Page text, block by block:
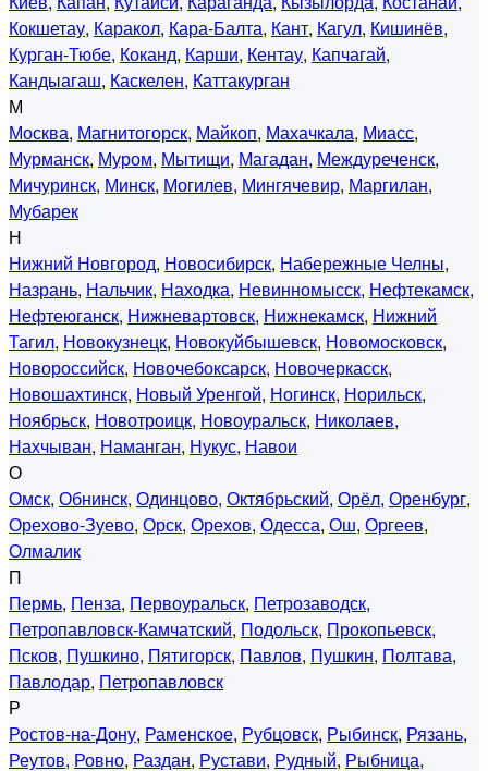
Кокшетау, Каракол, Кара-Балта, Кант, Кагул, Кишинёв,
Курган-Тюбе, Коканд, Карши, Кентау, Капчагай,
Кандыагаш, Каскелен, Каттакурган
М
Москва, Магнитогорск, Майкоп, Махачкала, Миасс,
Мурманск, Муром, Мытищи, Магадан, Междуреченск,
Мичуринск, Минск, Могилев, Мингячевир, Маргилан,
Мубарек
Н
Нижний Новгород, Новосибирск, Набережные Челны,
Назрань, Нальчик, Находка, Невинномысск, Нефтекамск,
Нефтеюганск, Нижневартовск, Нижнекамск, Нижний
Тагил, Новокузнецк, Новокуйбышевск, Новомосковск,
Новороссийск, Новочебоксарск, Новочеркасск,
Новошахтинск, Новый Уренгой, Ногинск, Норильск,
Ноябрьск, Новотроицк, Новоуральск, Николаев,
Нахчыван, Наманган, Нукус, Навои
О
Омск, Обнинск, Одинцово, Октябрьский, Орёл, Оренбург,
Орехово-Зуево, Орск, Орехов, Одесса, Ош, Оргеев,
Олмалик
П
Пермь, Пенза, Первоуральск, Петрозаводск,
Петропавловск-Камчатский, Подольск, Прокопьевск,
Псков, Пушкино, Пятигорск, Павлов, Пушкин, Полтава,
Павлодар, Петропавловск
Р
Ростов-на-Дону, Раменское, Рубцовск, Рыбинск, Рязань,
Реутов, Ровно, Раздан, Рустави, Рудный, Рыбница,